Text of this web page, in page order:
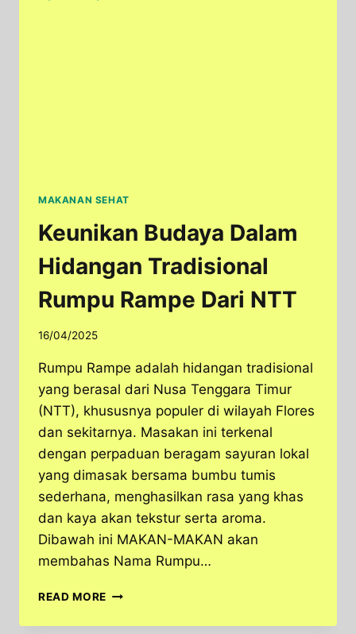
MAKANAN SEHAT
Keunikan Budaya Dalam
Hidangan Tradisional
Rumpu Rampe Dari NTT
16/04/2025
Rumpu Rampe adalah hidangan tradisional
yang berasal dari Nusa Tenggara Timur
(NTT), khususnya populer di wilayah Flores
dan sekitarnya. Masakan ini terkenal
dengan perpaduan beragam sayuran lokal
yang dimasak bersama bumbu tumis
sederhana, menghasilkan rasa yang khas
dan kaya akan tekstur serta aroma.
Dibawah ini MAKAN-MAKAN akan
membahas Nama Rumpu…
READ MORE KEUNIKAN
DALAM